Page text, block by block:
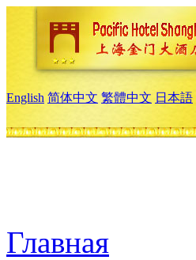
English 简体中文 繁體中文 日本語
Главная